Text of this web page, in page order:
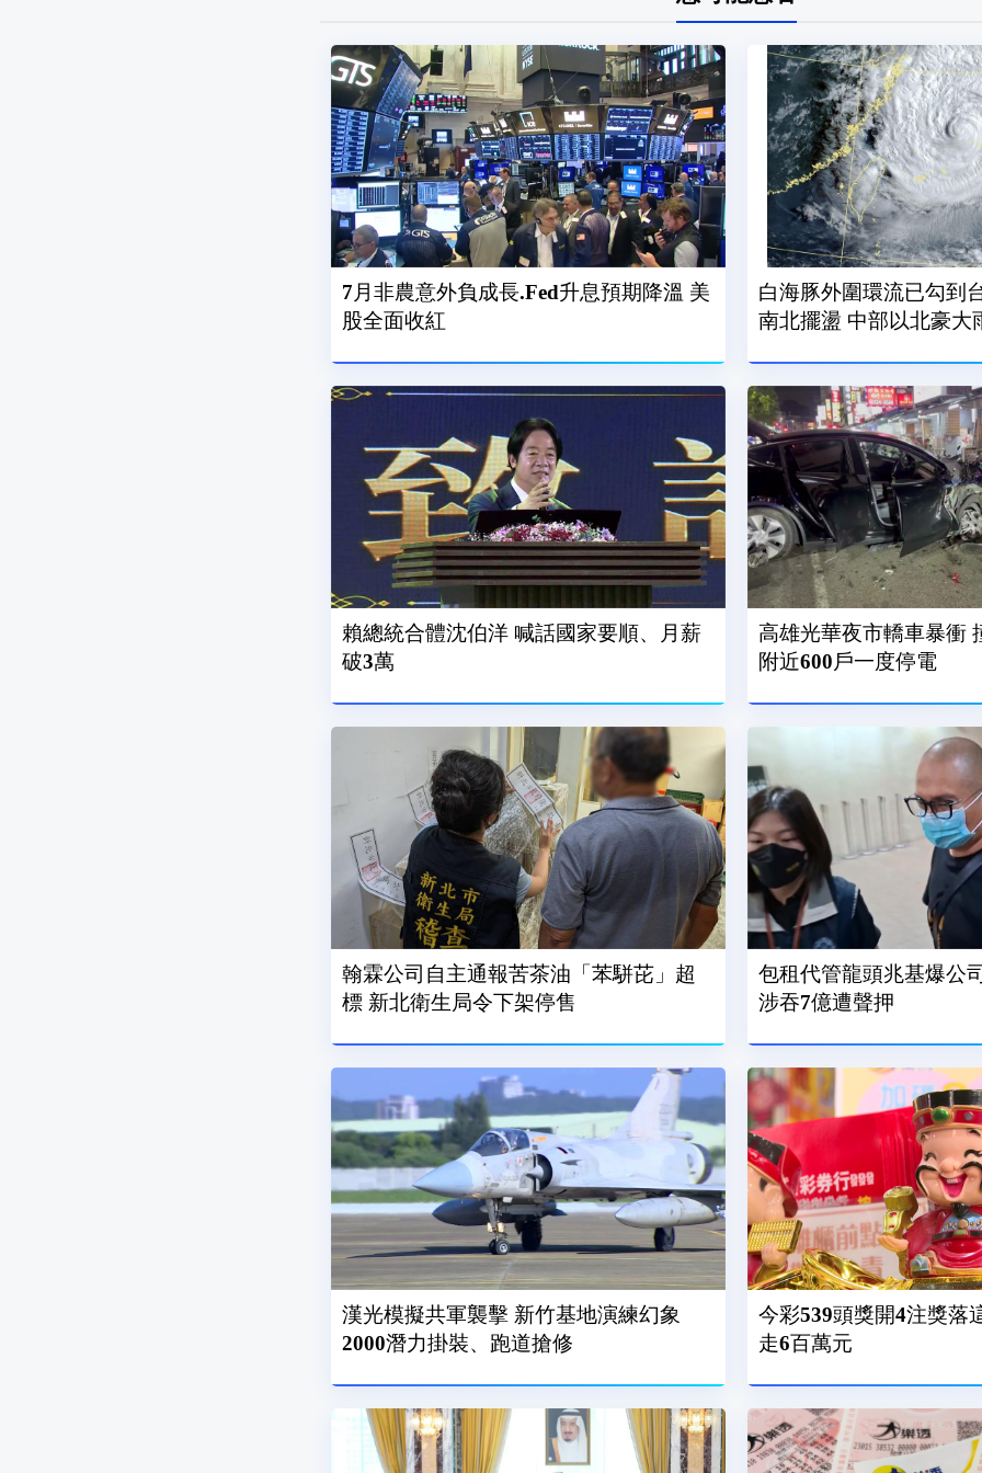
7月非農意外負成長.Fed升息預期降溫 美
股全面收紅
白海豚外圍環流已勾到
南北擺盪 中部以北豪大
賴總統合體沈伯洋 喊話國家要順、月薪
破3萬
高雄光華夜市轎車暴衝
附近600戶一度停電
翰霖公司自主通報苦茶油「苯駢芘」超
標 新北衛生局令下架停售
包租代管龍頭兆基爆公
涉吞7億遭聲押
漢光模擬共軍襲擊 新竹基地演練幻象
2000潛力掛裝、跑道搶修
今彩539頭獎開4注獎落
走6百萬元